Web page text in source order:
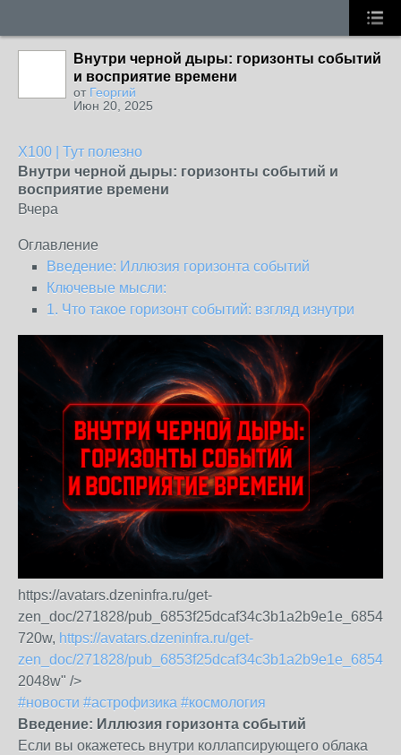
Внутри черной дыры: горизонты событий
и восприятие времени
от Георгий
Июн 20, 2025
X100 | Тут полезно
Внутри черной дыры: горизонты событий и
восприятие времени
Вчера
Оглавление
Введение: Иллюзия горизонта событий
Ключевые мысли:
1. Что такое горизонт событий: взгляд изнутри
https://avatars.dzeninfra.ru/get-
zen_doc/271828/
720w, https://avatars.dzeninfra.ru/get-
zen_doc/271828/
2048w" />
#новости #астрофизика #космология
Введение: Иллюзия горизонта событий
Если вы окажетесь внутри коллапсирующего облака